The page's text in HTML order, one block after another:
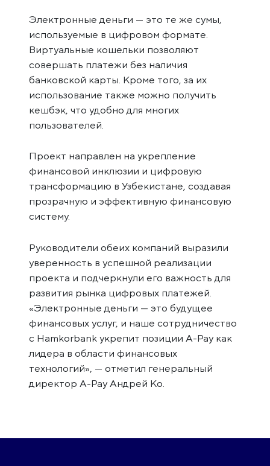
Электронные деньги — это те же сумы,
используемые в цифровом формате.
Виртуальные кошельки позволяют
совершать платежи без наличия
банковской карты. Кроме того, за их
использование также можно получить
кешбэк, что удобно для многих
пользователей.
Проект направлен на укрепление
финансовой инклюзии и цифровую
трансформацию в Узбекистане, создавая
прозрачную и эффективную финансовую
систему.
Руководители обеих компаний выразили
уверенность в успешной реализации
проекта и подчеркнули его важность для
развития рынка цифровых платежей.
«Электронные деньги — это будущее
финансовых услуг, и наше сотрудничество
с Hamkorbank укрепит позиции A-Pay как
лидера в области финансовых
технологий», — отметил генеральный
директор A-Pay Андрей Ко.